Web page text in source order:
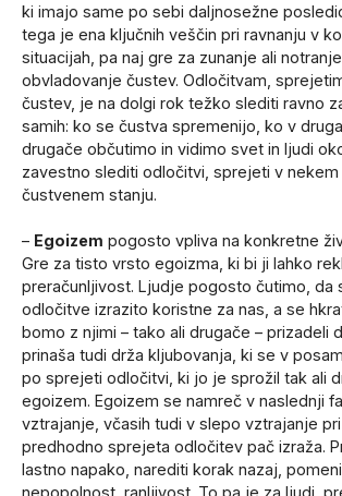
ki imajo same po sebi daljnosežne
tega je ena ključnih veščin pri ravnanju v
situacijah, pa naj gre za zunanje ali
obvladovanje čustev. Odločitvam,
čustev, je na dolgi rok težko slediti ravno
samih: ko se čustva spremenijo, ko v
drugače občutimo in vidimo svet in ljudi
zavestno slediti odločitvi, sprejeti v nekem
čustvenem stanju.
– Egoizem pogosto vpliva na konkretne
Gre za tisto vrsto egoizma, ki bi ji lahko
preračunljivost. Ljudje pogosto čutimo, da
odločitve izrazito koristne za nas, a se
bomo z njimi – tako ali drugače – prizadeli
prinaša tudi drža kljubovanja, ki se v
po sprejeti odločitvi, ki jo je sprožil tak ali
egoizem. Egoizem se namreč v naslednji
vztrajanje, včasih tudi v slepo vztrajanje
predhodno sprejeta odločitev pač izraža.
lastno napako, narediti korak nazaj,